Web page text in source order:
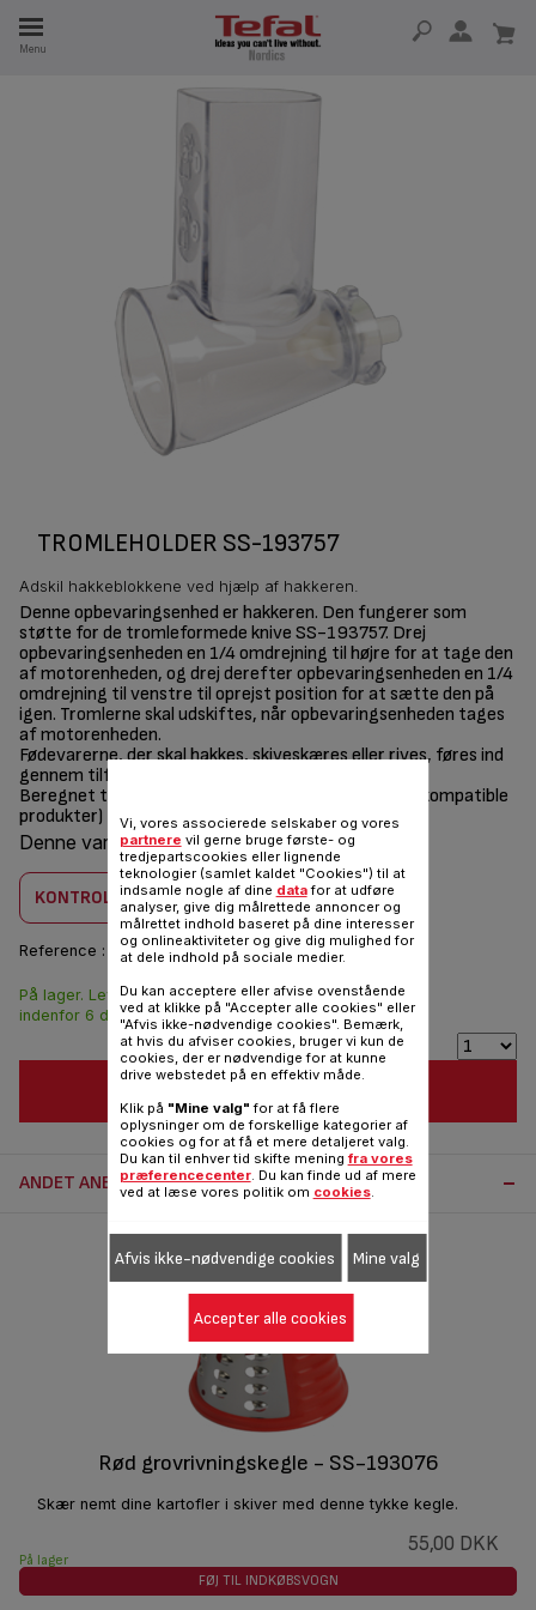
Menu
TROMLEHOLDER SS-193757
Adskil hakkeblokkene ved hjælp af hakkeren.
Denne opbevaringsenhed er hakkeren. Den fungerer som
støtte for de tromleformede knive SS-193757. Drej
opbevaringsenheden en 1/4 omdrejning til højre for at tage den
af motorenheden, og drej derefter opbevaringsenheden en 1/4
omdrejning til venstre til oprejst position for at sætte den på
igen. Tromlerne skal udskiftes, når opbevaringsenheden tages
af motorenheden.
Fødevarerne, der skal hakkes, skiveskæres eller rives, føres ind
gennem tilførselsrøret på opbevaringsenheden.
Beregnet til kødhakker (se nedenstående liste over kompatible
produkter)
Denne vare er kombatilbel med2 produkt(er)
KONTROLLER KOMBABILITET
Reference : SS-193757
109,00 DKK
På lager. Leveringen
indenfor 6 dage.
ANDET ANBEFALET TILBEHØR:
Rød grovrivningskegle - SS-193076
Skær nemt dine kartofler i skiver med denne tykke kegle.
55,00 DKK
På lager
FØJ TIL INDKØBSVOGN
Vi, vores associerede selskaber og vores
partnere vil gerne bruge første- og
tredjepartscookies eller lignende
teknologier (samlet kaldet "Cookies") til at
indsamle nogle af dine datafor at udføre
analyser, give dig målrettede annoncer og
målrettet indhold baseret på dine interesser
og onlineaktiviteter og give dig mulighed for
at dele indhold på sociale medier.
Du kan acceptere eller afvise ovenstående
ved at klikke på "Accepter alle cookies" eller
"Afvis ikke-nødvendige cookies". Bemærk,
at hvis du afviser cookies, bruger vi kun de
cookies, der er nødvendige for at kunne
drive webstedet på en effektiv måde.
Klik på "Mine valg" for at få flere
oplysninger om de forskellige kategorier af
cookies og for at få et mere detaljeret valg.
Du kan til enhver tid skifte mening fra vores
præferencecenter. Du kan finde ud af mere
ved at læse vores politik om cookies.
Afvis ikke-nødvendige cookies Mine valg
Accepter alle cookies